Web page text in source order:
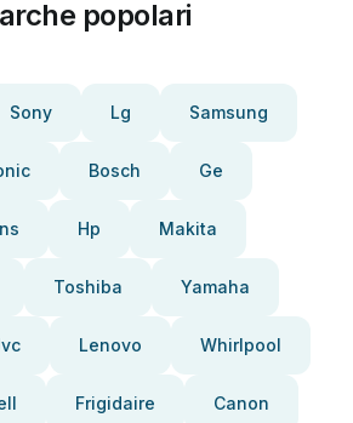
popolari
Sony Lg Samsung
Bosch Ge
Hp Makita
Toshiba Yamaha
Lenovo Whirlpool
Frigidaire Canon